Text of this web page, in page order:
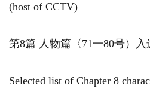
(host of CCTV)
第8篇 人物篇〈71一80号）入
Selected list of Chapter 8